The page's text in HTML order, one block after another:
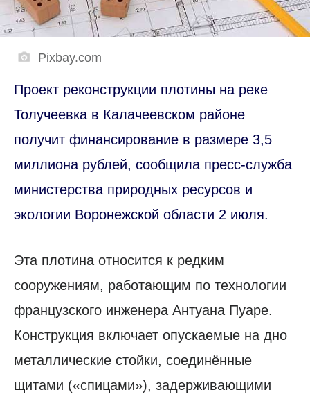
Pixbay.com
Проект реконструкции плотины на реке
Толучеевка в Калачеевском районе
получит финансирование в размере 3,5
миллиона рублей, сообщила пресс-служба
министерства природных ресурсов и
экологии Воронежской области 2 июля.
Эта плотина относится к редким
сооружениям, работающим по технологии
французского инженера Антуана Пуаре.
Конструкция включает опускаемые на дно
металлические стойки, соединённые
щитами («спицами»), задерживающими